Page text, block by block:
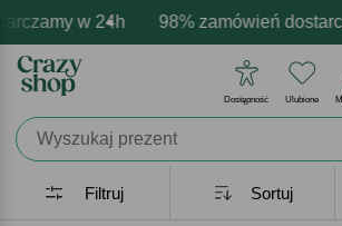
w 24h 98% zamówień dostarczamy
produktów
- zawsze udane prezenty
Dostępność Ulubione
Filtruj Sortuj